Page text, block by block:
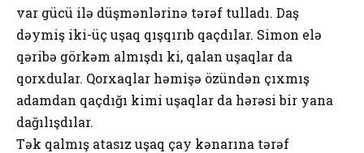
var gücü ilə düşmənlərinə tərəf tulladı. Daş
dəymiş iki-üç uşaq qışqırıb qaçdılar. Simon elə
qəribə görkəm almışdı ki, qalan uşaqlar da
qorxdular. Qorxaqlar həmişə özündən çıxmış
adamdan qaçdığı kimi uşaqlar da hərəsi bir yana
dağılışdılar.
Tək qalmış atasız uşaq çay kənarına tərəf